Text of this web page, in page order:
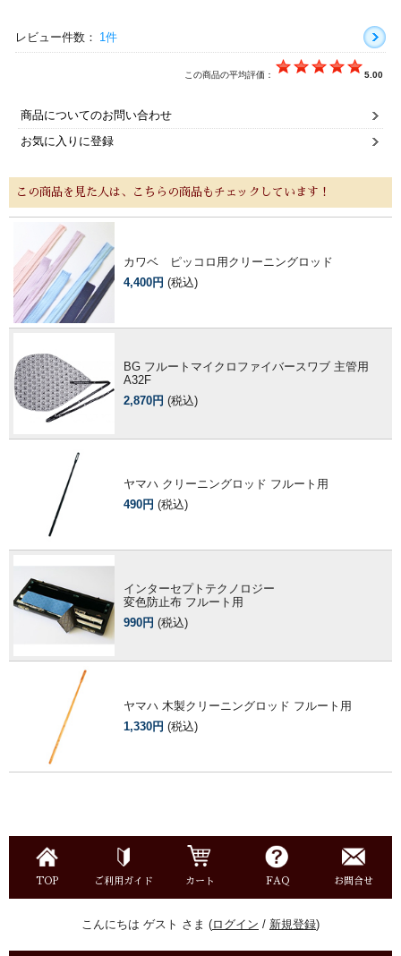
レビュー件数： 1件
この商品の平均評価： 5.00
商品についてのお問い合わせ
お気に入りに登録
この商品を見た人は、こちらの商品もチェックしています！
カワベ ピッコロ用クリーニングロッド
4,400円 (税込)
BG フルートマイクロファイバースワブ 主管用
A32F
2,870円 (税込)
ヤマハ クリーニングロッド フルート用
490円 (税込)
インターセプトテクノロジー
変色防止布 フルート用
990円 (税込)
ヤマハ 木製クリーニングロッド フルート用
1,330円 (税込)
TOP ご利用ガイド カート FAQ お問合せ
こんにちは ゲスト さま (ログイン / 新規登録)